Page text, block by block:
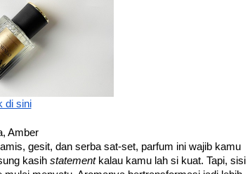
di sini
Amber
gesit, dan serba sat-set, parfum ini wajib kamu
kasih statement